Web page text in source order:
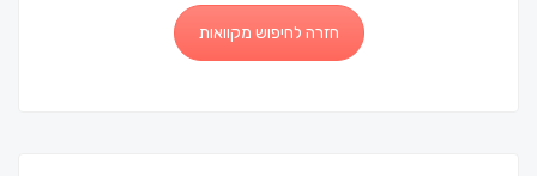
חזרה לחיפוש מקוואות